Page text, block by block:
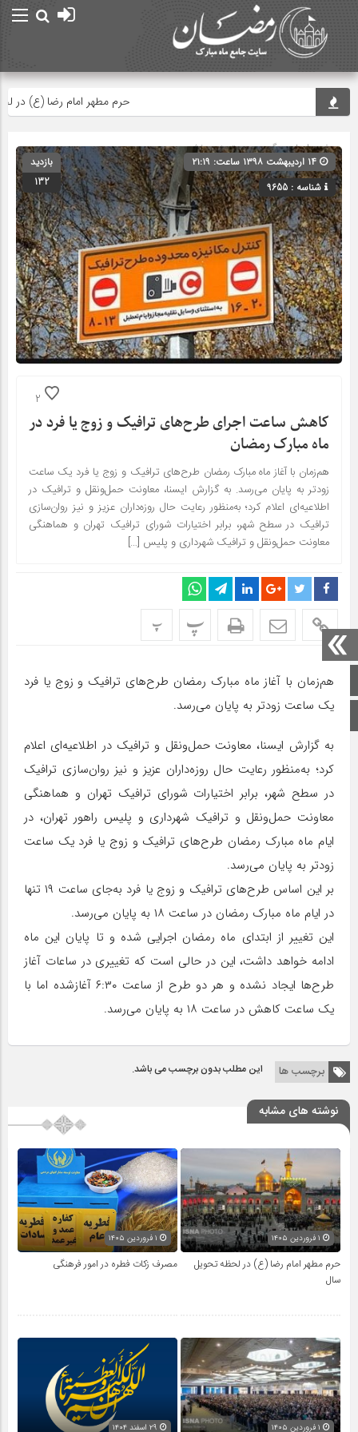
صفحه اصلی
اینستاگرام
حرم مطهر امام رضا (ع) در لحظه
صفحه اصلی» گروه » دسته‌بندی نشده
شناسه : 9655
بازدید
132
2
کاهش ساعت اجرای طرح‌های ترافیک و زوج یا فرد در
ماه مبارک رمضان
هم‌زمان با آغاز ماه مبارک رمضان طرح‌های ترافیک و زوج یا فرد یک ساعت
زودتر به پایان می‌رسد. به گزارش ایسنا، معاونت حمل‌ونقل و ترافیک در
اطلاعیه‌ای اعلام کرد؛ به‌منظور رعایت حال روزه‌داران عزیز و نیز روان‌سازی
ترافیک در سطح شهر، برابر اختیارات شورای ترافیک تهران و هماهنگی
معاونت حمل‌ونقل و ترافیک شهرداری و پلیس […]
پ پ
هم‌زمان با آغاز ماه مبارک رمضان طرح‌های ترافیک و زوج یا فرد
یک ساعت زودتر به پایان می‌رسد.
به گزارش ایسنا، معاونت حمل‌ونقل و ترافیک در اطلاعیه‌ای اعلام
کرد؛ به‌منظور رعایت حال روزه‌داران عزیز و نیز روان‌سازی ترافیک
در سطح شهر، برابر اختیارات شورای ترافیک تهران و هماهنگی
معاونت حمل‌ونقل و ترافیک شهرداری و پلیس راهور تهران، در
ایام ماه مبارک رمضان طرح‌های ترافیک و زوج یا فرد یک ساعت
زودتر به پایان می‌رسد.
بر این اساس طرح‌های ترافیک و زوج یا فرد به‌جای ساعت ۱۹ تنها
در ایام ماه مبارک رمضان در ساعت ۱۸ به پایان می‌رسد.
این تغییر از ابتدای ماه رمضان اجرایی شده و تا پایان این ماه
ادامه خواهد داشت، این در حالی است که تغییری در ساعات آغاز
طرح‌ها ایجاد نشده و هر دو طرح از ساعت ۶:۳۰ آغازشده اما با
یک ساعت کاهش در ساعت ۱۸ به پایان می‌رسد.
برچسب ها این مطلب بدون برچسب می باشد.
نوشته های مشابه
حرم مطهر امام رضا (ع) در لحظه تحویل
سال
مصرف زکات فطره در امور فرهنگی